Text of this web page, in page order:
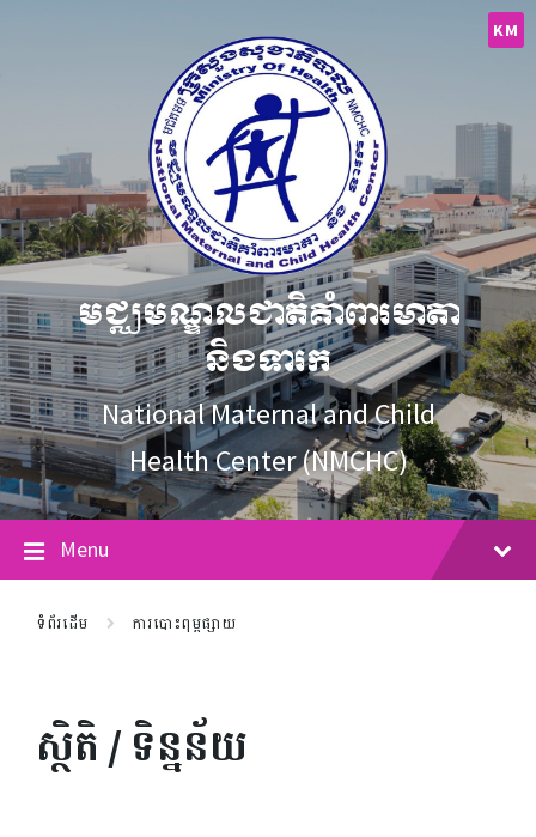
KM
មជ្ឈមណ្ឌលជាតិគាំពារមាតា
និងទារក
National Maternal and Child
Health Center (NMCHC)
Menu
ទំព័រដើម ការបោះពុម្ពផ្សាយ
ស្ថិតិ / ទិន្នន័យ